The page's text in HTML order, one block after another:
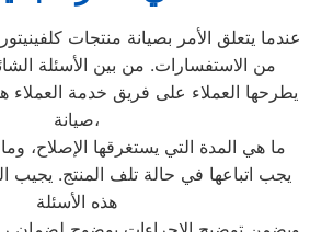
عندما يتعلق الأمر بصيانة منتجات
من الاستفسارات. من بين الأسئلة
يطرحها العملاء على فريق خدمة
صيانة،
ما هي المدة التي يستغرقها الإصلاح،
يجب اتباعها في حالة تلف المنتج. يجيب
هذه الأسئلة